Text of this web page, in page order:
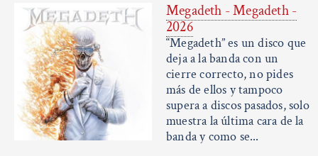
Megadeth - Megadeth -
2026
“Megadeth” es un disco que
deja a la banda con un
cierre correcto, no pides
más de ellos y tampoco
supera a discos pasados, solo
muestra la última cara de la
banda y como se...